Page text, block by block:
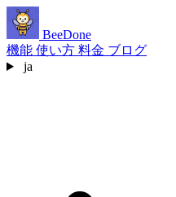
BeeDone
機能 使い方 料金 ブログ
ja